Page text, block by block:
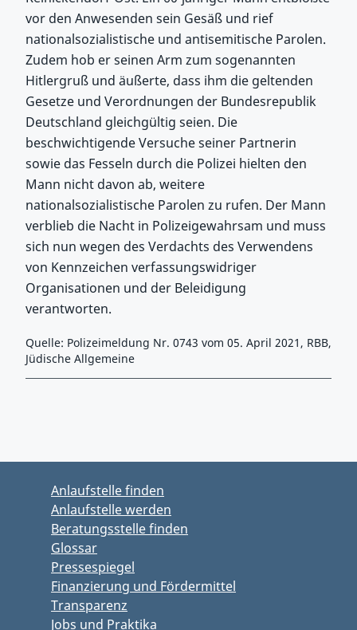
vor den Anwesenden sein Gesäß und rief
nationalsozialistische und antisemitische Parolen.
Zudem hob er seinen Arm zum sogenannten
Hitlergruß und äußerte, dass ihm die geltenden
Gesetze und Verordnungen der Bundesrepublik
Deutschland gleichgültig seien. Die
beschwichtigende Versuche seiner Partnerin
sowie das Fesseln durch die Polizei hielten den
Mann nicht davon ab, weitere
nationalsozialistische Parolen zu rufen. Der Mann
verblieb die Nacht in Polizeigewahrsam und muss
sich nun wegen des Verdachts des Verwendens
von Kennzeichen verfassungswidriger
Organisationen und der Beleidigung
verantworten.
Quelle: Polizeimeldung Nr. 0743 vom 05. April 2021, RBB,
Jüdische Allgemeine
Anlaufstelle finden
Anlaufstelle werden
Beratungsstelle finden
Glossar
Pressespiegel
Finanzierung und Fördermittel
Transparenz
Jobs und Praktika